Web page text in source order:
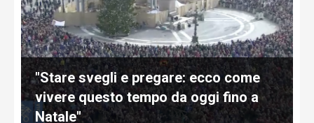
"Stare svegli e pregare: ecco come
vivere questo tempo da oggi fino a
Natale"